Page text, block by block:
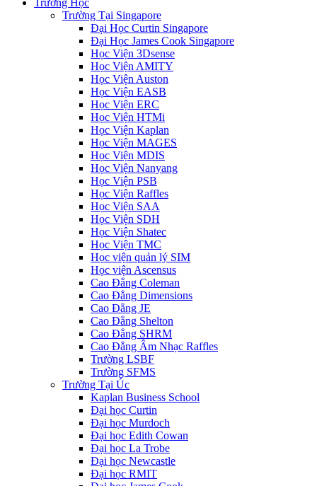
Trường Học
Trường Tại Singapore
Đại Học Curtin Singapore
Đại Học James Cook Singapore
Học Viện 3Dsense
Học Viện AMITY
Học Viện Auston
Học Viện EASB
Học Viện ERC
Học Viện HTMi
Học Viện Kaplan
Học Viện MAGES
Học Viện MDIS
Học Viện Nanyang
Học Viện PSB
Học Viện Raffles
Học Viện SAA
Học Viện SDH
Học Viện Shatec
Học Viện TMC
Học viện quản lý SIM
Học viện Ascensus
Cao Đẳng Coleman
Cao Đẳng Dimensions
Cao Đẳng JE
Cao Đẳng Shelton
Cao Đẳng SHRM
Cao Đẳng Âm Nhạc Raffles
Trường LSBF
Trường SFMS
Trường Tại Úc
Kaplan Business School
Đại học Curtin
Đại học Murdoch
Đại học Edith Cowan
Đại học La Trobe
Đại học Newcastle
Đại học RMIT